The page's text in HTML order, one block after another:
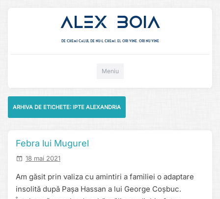
Alex Boia
De chemi calul de nu-l chemi, el ori vine. ori nu vine
Meniu
ARHIVA DE ETICHETE: IPTE ALEXANDRIA
Febra lui Mugurel
18 mai 2021
Am găsit prin valiza cu amintiri a familiei o adaptare
insolită după Pașa Hassan a lui George Coșbuc.